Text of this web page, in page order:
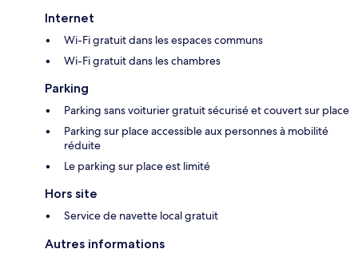
Internet
Wi-Fi gratuit dans les espaces communs
Wi-Fi gratuit dans les chambres
Parking
Parking sans voiturier gratuit sécurisé et couvert sur place
Parking sur place accessible aux personnes à mobilité
réduite
Le parking sur place est limité
Hors site
Service de navette local gratuit
Autres informations